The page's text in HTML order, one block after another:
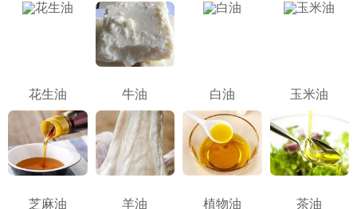
花生油 牛油 白油 玉米油
芝麻油 羊油 植物油 茶油